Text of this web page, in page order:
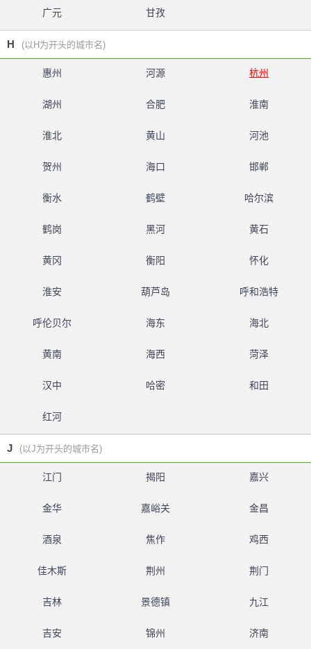
广元 甘孜
H (以H为开头的城市名)
惠州 河源 杭州
湖州 合肥 淮南
淮北 黄山 河池
贺州 海口 邯郸
衡水 鹤壁 哈尔滨
鹤岗 黑河 黄石
黄冈 衡阳 怀化
淮安 葫芦岛 呼和浩特
呼伦贝尔 海东 海北
黄南 海西 菏泽
汉中 哈密 和田
红河
J (以J为开头的城市名)
江门 揭阳 嘉兴
金华 嘉峪关 金昌
酒泉 焦作 鸡西
佳木斯 荆州 荆门
吉林 景德镇 九江
吉安 锦州 济南